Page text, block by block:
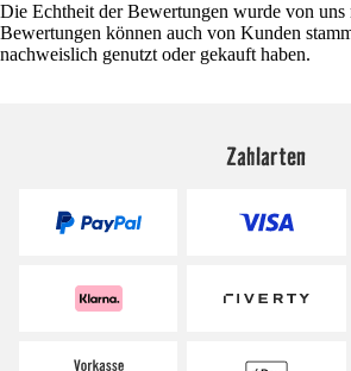
Die Echtheit der Bewertungen wurde von uns
Bewertungen können auch von Kunden
nachweislich genutzt oder gekauft haben.
Zahlarten